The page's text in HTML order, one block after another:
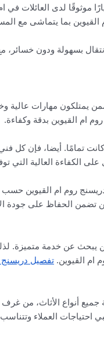
موثوقًا لدى العائلات في
بما يتماشى مع
بسهولة ودون خسائر،
يمتلكون مهارات عالية
ام القيوين بدقة وكفاءة.
كانت تمامًا. أيضا، فإن كل
الكفاءة العالية التي
دريسنج روم ام القيوين
تضمن الحفاظ على جودة
لمن يبحث عن خدمة متميزة.
القيوين. تفصيل
أنواع الأثاث، من غرف
العملاء وتتناسب